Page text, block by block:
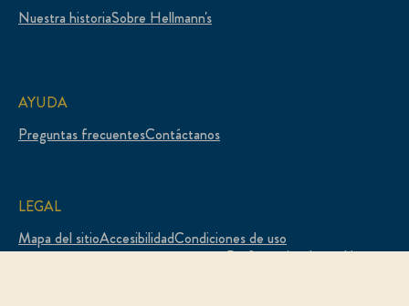
Nuestra historiaSobre Hellmann's
AYUDA
Preguntas frecuentesContáctanos
LEGAL
Mapa del sitioAccesibilidadCondiciones de uso
Preferencias de cookies